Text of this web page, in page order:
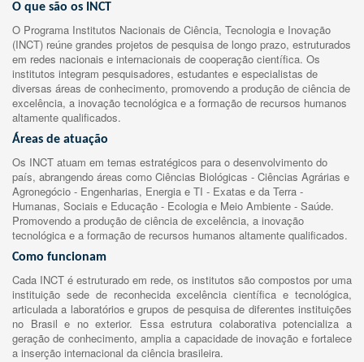
O que são os INCT
O Programa Institutos Nacionais de Ciência, Tecnologia e Inovação
(INCT) reúne grandes projetos de pesquisa de longo prazo, estruturados
em redes nacionais e internacionais de cooperação científica. Os
institutos integram pesquisadores, estudantes e especialistas de
diversas áreas de conhecimento, promovendo a produção de ciência de
excelência, a inovação tecnológica e a formação de recursos humanos
altamente qualificados.
Áreas de atuação
Os INCT atuam em temas estratégicos para o desenvolvimento do
país, abrangendo áreas como Ciências Biológicas - Ciências Agrárias e
Agronegócio - Engenharias, Energia e TI - Exatas e da Terra -
Humanas, Sociais e Educação - Ecologia e Meio Ambiente - Saúde.
Promovendo a produção de ciência de excelência, a inovação
tecnológica e a formação de recursos humanos altamente qualificados.
Como funcionam
Cada INCT é estruturado em rede, os institutos são compostos por uma
instituição sede de reconhecida excelência científica e tecnológica,
articulada a laboratórios e grupos de pesquisa de diferentes instituições
no Brasil e no exterior. Essa estrutura colaborativa potencializa a
geração de conhecimento, amplia a capacidade de inovação e fortalece
a inserção internacional da ciência brasileira.